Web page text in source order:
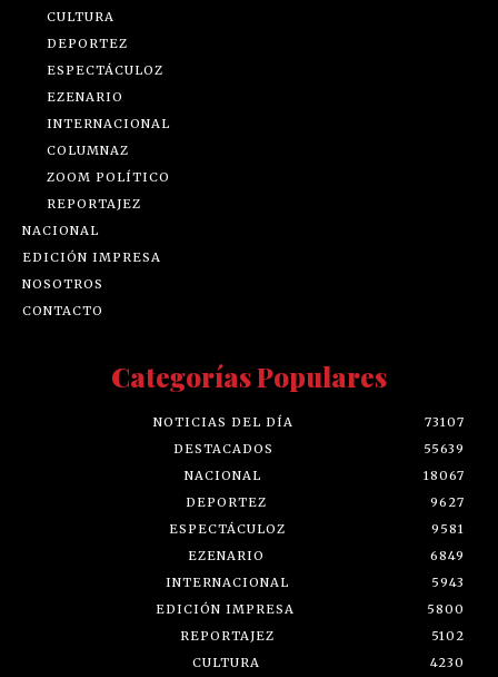
CULTURA
DEPORTEZ
ESPECTÁCULOZ
EZENARIO
INTERNACIONAL
COLUMNAZ
ZOOM POLÍTICO
REPORTAJEZ
NACIONAL
EDICIÓN IMPRESA
NOSOTROS
CONTACTO
Categorías Populares
NOTICIAS DEL DÍA
73107
DESTACADOS
55639
NACIONAL
18067
DEPORTEZ
9627
ESPECTÁCULOZ
9581
EZENARIO
6849
INTERNACIONAL
5943
EDICIÓN IMPRESA
5800
REPORTAJEZ
5102
CULTURA
4230